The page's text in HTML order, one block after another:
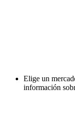
Elige un
información